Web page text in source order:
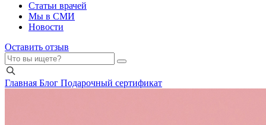
Статьи врачей
Мы в СМИ
Новости
Оставить отзыв
Главная Блог Подарочный сертификат